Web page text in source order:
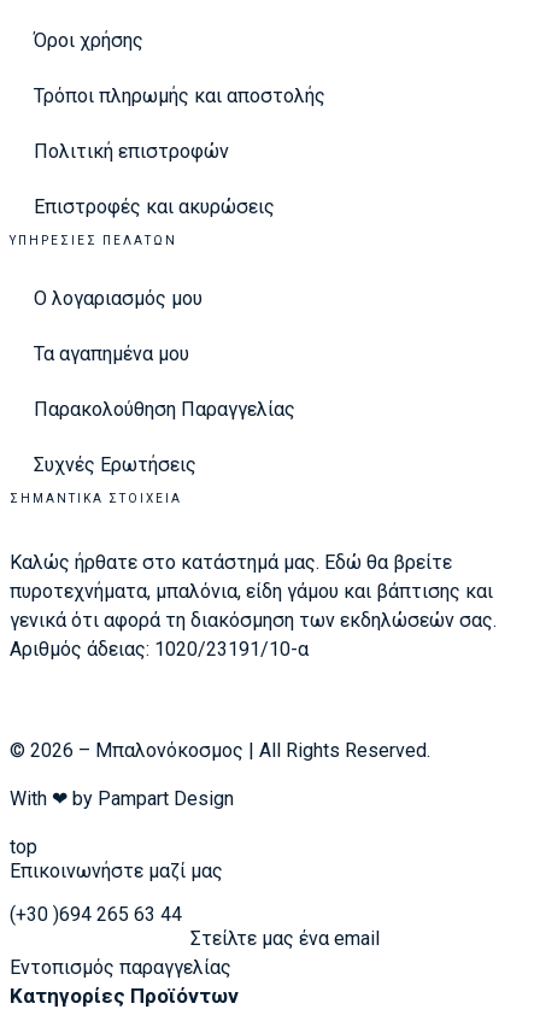
Όροι χρήσης
Τρόποι πληρωμής και αποστολής
Πολιτική επιστροφών
Επιστροφές και ακυρώσεις
ΥΠΗΡΕΣΊΕΣ ΠΕΛΑΤΏΝ
Ο λογαριασμός μου
Τα αγαπημένα μου
Παρακολούθηση Παραγγελίας
Συχνές Ερωτήσεις
ΣΗΜΑΝΤΙΚΆ ΣΤΟΙΧΕΊΑ
Καλώς ήρθατε στο κατάστημά μας. Εδώ θα βρείτε
πυροτεχνήματα, μπαλόνια, είδη γάμου και βάπτισης και
γενικά ότι αφορά τη διακόσμηση των εκδηλώσεών σας.
Αριθμός άδειας: 1020/23191/10-α
© 2026 – Μπαλονόκοσμος | All Rights Reserved.
With ❤ by Pampart Design
top
Επικοινωνήστε μαζί μας
(+30 )694 265 63 44
Στείλτε μας ένα email
Εντοπισμός παραγγελίας
Κατηγορίες Προϊόντων